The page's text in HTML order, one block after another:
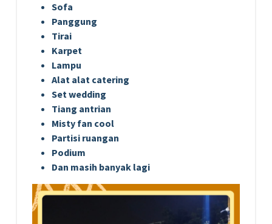
Sofa
Panggung
Tirai
Karpet
Lampu
Alat alat catering
Set wedding
Tiang antrian
Misty fan cool
Partisi ruangan
Podium
Dan masih banyak lagi